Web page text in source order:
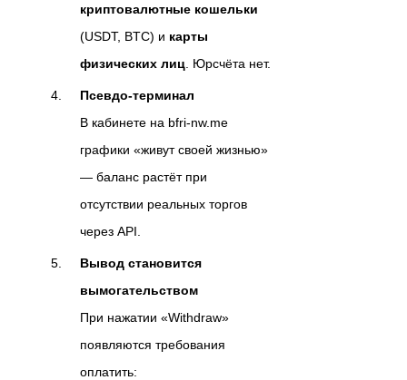
криптовалютные кошельки
(USDT, BTC) и карты
физических лиц . Юрсчёта нет.
Псевдо-терминал
В кабинете на bfri-nw.me
графики «живут своей жизнью»
— баланс растёт при
отсутствии реальных торгов
через API.
Вывод становится
вымогательством
При нажатии «Withdraw»
появляются требования
оплатить: